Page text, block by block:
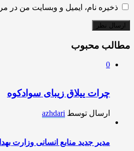
ذخیره نام، ایمیل و وبسایت من در
مطالب محبوب
0
چرات ییلاق زیبای سوادکوه
ارسال توسط azhdari
مدیر جدید منابع انسانی وزارت